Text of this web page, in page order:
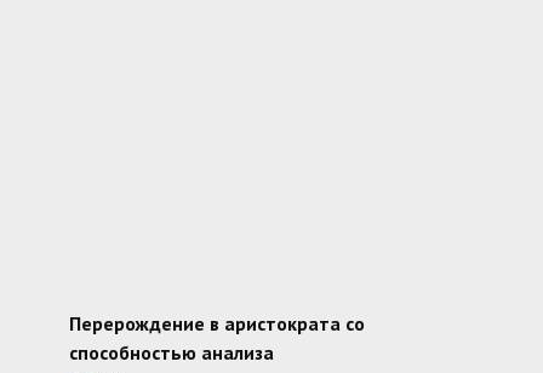
Перерождение в аристократа со
способностью анализа